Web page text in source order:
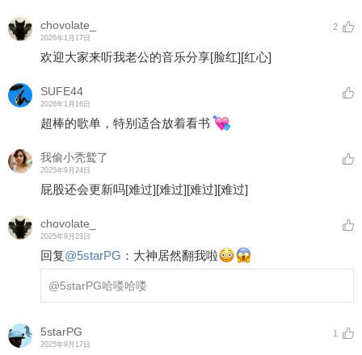
chovolate_
2026年1月17日
2
欢迎大家来听我老公的音乐分享[脸红][红心]
SUFE44
2026年1月16日
超棒的歌单，特别适合放着看书
我偷小秃鹫了
2025年9月24日
屁股还会更新吗[难过][难过][难过][难过]
chovolate_
2025年9月23日
回复@5starPG ： 大神居然翻我啦
@5starPG哈喽哈喽
5starPG
2025年9月17日
1